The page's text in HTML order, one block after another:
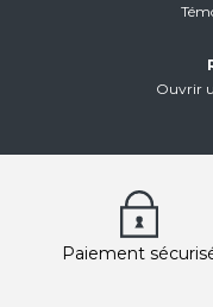
Ouvrir
Paiement